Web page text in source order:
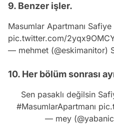
9. Benzer işler.
Masumlar Apartmanı
pic.twitter.com/
— mehmet (@eskimanitor)
10. Her bölüm sonrası
Sen pasaklı değilsin
#MasumlarApartmanı
— mey